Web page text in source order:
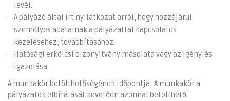
levél.
A pályázó által írt nyilatkozat arról, hogy hozzájárul
személyes adatainak a pályázattal kapcsolatos
kezeléséhez, továbbításához.
Hatósági erkölcsi bizonyítvány másolata vagy az igénylés
igazolása.
A munkakör betölthetőségének időpontja: A munkakör a
pályázatok elbírálását követően azonnal betölthető.